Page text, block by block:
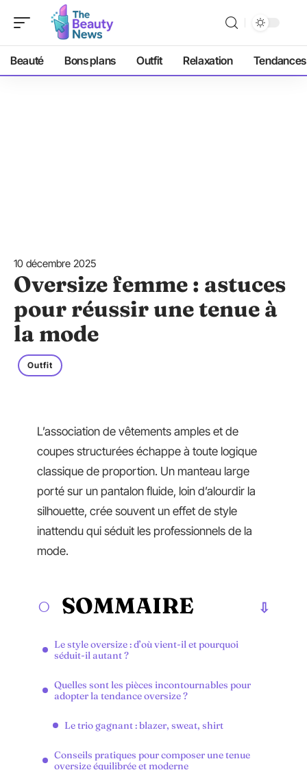
Beauté Bons plans Outfit Relaxation Tendances
10 décembre 2025
Oversize femme : astuces
pour réussir une tenue à
la mode
Outfit
L’association de vêtements amples et de
coupes structurées échappe à toute logique
classique de proportion. Un manteau large
porté sur un pantalon fluide, loin d’alourdir la
silhouette, crée souvent un effet de style
inattendu qui séduit les professionnels de la
mode.
SOMMAIRE
Le style oversize : d’où vient-il et pourquoi
séduit-il autant ?
Quelles sont les pièces incontournables pour
adopter la tendance oversize ?
Le trio gagnant : blazer, sweat, shirt
Conseils pratiques pour composer une tenue
oversize équilibrée et moderne